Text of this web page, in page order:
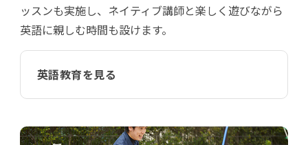
ッスンも実施し、ネイティブ講師と楽しく遊びながら
英語に親しむ時間も設けます。
英語教育を見る